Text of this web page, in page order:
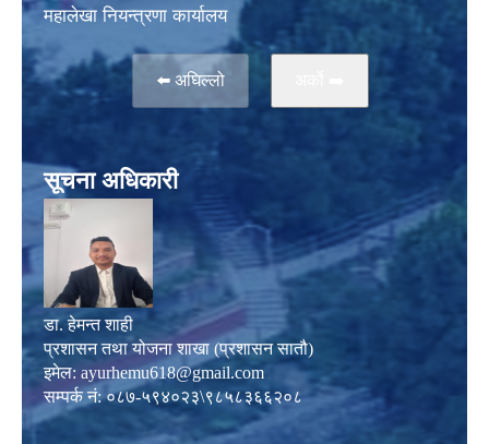
महालेखा नियन्त्रणा कार्यालय
⬅️ अघिल्लो
सूचना अधिकारी
डा. हेमन्त शाही
प्रशासन तथा योजना शाखा (प्रशासन सातौ)
इमेल: ayurhemu618@gmail.com
सम्पर्क नं: ०८७-५९४०२३\९८५८३६६२०८